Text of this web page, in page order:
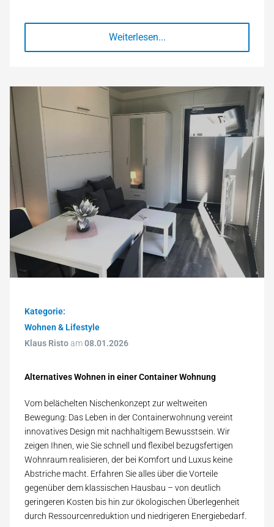
Weiterlesen...
Kategorie:
Wohnen & Lifestyle
Klaus Ristoam08.01.2026
Alternatives Wohnen in einer Container Wohnung
Vom belächelten Nischenkonzept zur weltweiten
Bewegung: Das Leben in der Containerwohnung vereint
innovatives Design mit nachhaltigem Bewusstsein. Wir
zeigen Ihnen, wie Sie schnell und flexibel bezugsfertigen
Wohnraum realisieren, der bei Komfort und Luxus keine
Abstriche macht. Erfahren Sie alles über die Vorteile
gegenüber dem klassischen Hausbau – von deutlich
geringeren Kosten bis hin zur ökologischen Überlegenheit
durch Ressourcenreduktion und niedrigeren Energiebedarf.